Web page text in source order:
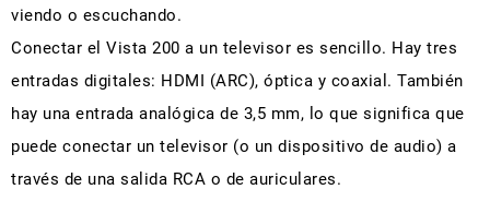
viendo o escuchando.
Conectar el Vista 200 a un televisor es sencillo. Hay tres
entradas digitales: HDMI (ARC), óptica y coaxial. También
hay una entrada analógica de 3,5 mm, lo que significa que
puede conectar un televisor (o un dispositivo de audio) a
través de una salida RCA o de auriculares.